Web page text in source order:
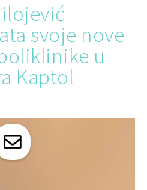
svoje nove
u
Kaptol